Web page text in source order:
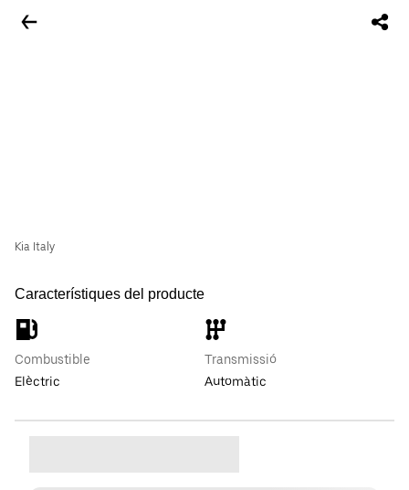
Kia Italy
Característiques del producte
Combustible
Elèctric
Transmissió
Automàtic